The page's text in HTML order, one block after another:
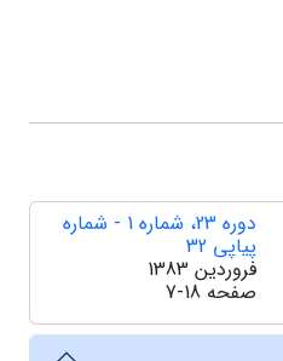
دوره 23، شماره 1 - شماره
پیاپی 32
فروردین 1383
صفحه 7-18